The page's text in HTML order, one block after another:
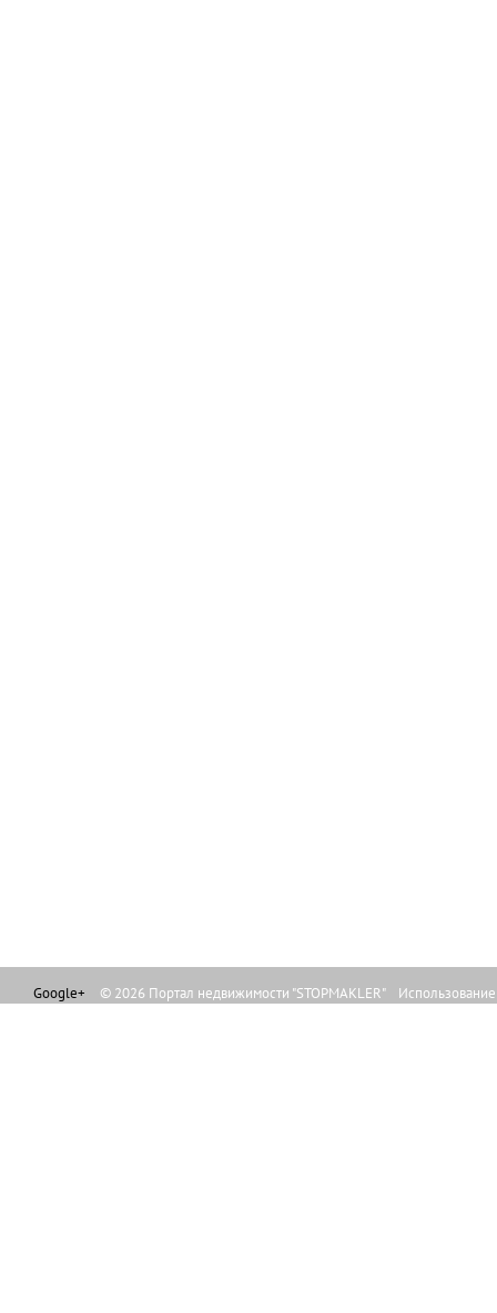
Google+ © 2026 Портал недвижимости "STOPMAKLER"